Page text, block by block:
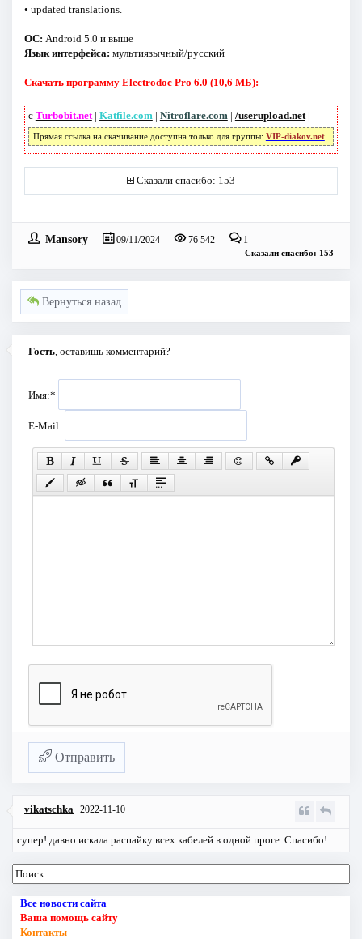
• updated translations.
ОС: Android 5.0 и выше
Язык интерфейса: мультиязычный/русский
Скачать программу Electrodoc Pro 6.0 (10,6 МБ):
с Turbobit.net| Katfile.com | Nitroflare.com | /userupload.net|
Прямая ссылка на скачивание доступна только для группы: VIP-diakov.net
Сказали спасибо: 153
Mansory 09/11/2024 76 542 1
Сказали спасибо: 153
Вернуться назад
Гость , оставишь комментарий?
Имя:*
E-Mail:
Отправить
vikatschka 2022-11-10
супер! давно искала распайку всех кабелей в одной проге. Спасибо!
Все новости сайта
Ваша помощь сайту
Контакты